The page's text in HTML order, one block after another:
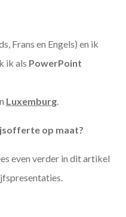
Frans en Engels) en ik
ik als PowerPoint
Luxemburg.
op maat?
even verder in dit artikel